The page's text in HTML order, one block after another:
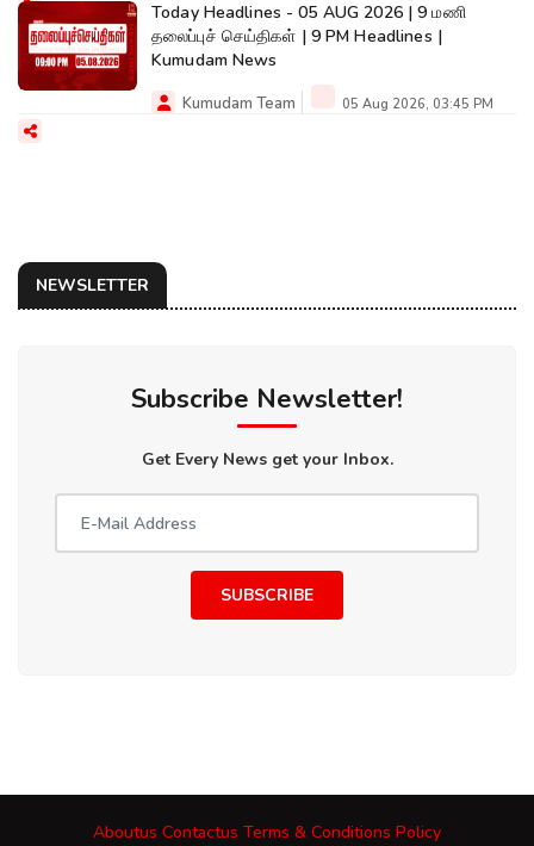
Today Headlines - 05 AUG 2026 | 9 மணி
தலைப்புச் செய்திகள் | 9 PM Headlines |
Kumudam News
Kumudam Team 05 Aug 2026, 03:45 PM
NEWSLETTER
Subscribe Newsletter!
Get Every News get your Inbox.
SUBSCRIBE
Aboutus Contactus Terms & Conditions Policy